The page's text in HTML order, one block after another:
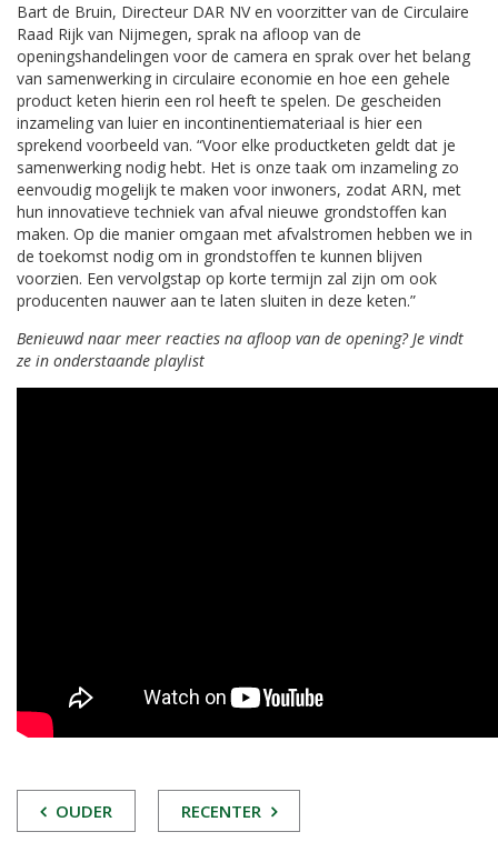
Bart de Bruin, Directeur DAR NV en voorzitter van de Circulaire
Raad Rijk van Nijmegen, sprak na afloop van de
openingshandelingen voor de camera en sprak over het belang
van samenwerking in circulaire economie en hoe een gehele
product keten hierin een rol heeft te spelen. De gescheiden
inzameling van luier en incontinentiemateriaal is hier een
sprekend voorbeeld van. “Voor elke productketen geldt dat je
samenwerking nodig hebt. Het is onze taak om inzameling zo
eenvoudig mogelijk te maken voor inwoners, zodat ARN, met
hun innovatieve techniek van afval nieuwe grondstoffen kan
maken. Op die manier omgaan met afvalstromen hebben we in
de toekomst nodig om in grondstoffen te kunnen blijven
voorzien. Een vervolgstap op korte termijn zal zijn om ook
producenten nauwer aan te laten sluiten in deze keten.”
Benieuwd naar meer reacties na afloop van de opening? Je vindt
ze in onderstaande playlist
POST
OUDER RECENTER